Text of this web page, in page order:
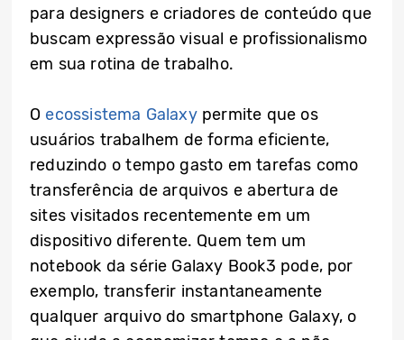
para designers e criadores de conteúdo que
buscam expressão visual e profissionalismo
em sua rotina de trabalho.
O ecossistema Galaxypermite que os
usuários trabalhem de forma eficiente,
reduzindo o tempo gasto em tarefas como
transferência de arquivos e abertura de
sites visitados recentemente em um
dispositivo diferente. Quem tem um
notebook da série Galaxy Book3 pode, por
exemplo, transferir instantaneamente
qualquer arquivo do smartphone Galaxy, o